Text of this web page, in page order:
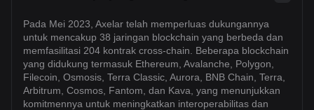
Pada Mei 2023, Axelar telah memperluas dukungannya
untuk mencakup 38 jaringan blockchain yang berbeda dan
memfasilitasi 204 kontrak cross-chain. Beberapa blockchain
yang didukung termasuk Ethereum, Avalanche, Polygon,
Filecoin, Osmosis, Terra Classic, Aurora, BNB Chain, Terra,
Arbitrum, Cosmos, Fantom, dan Kava, yang menunjukkan
komitmennya untuk meningkatkan interoperabilitas dan